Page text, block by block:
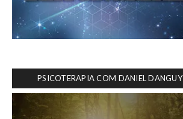
PSICOTERAPIA COM DANIEL DANGUY